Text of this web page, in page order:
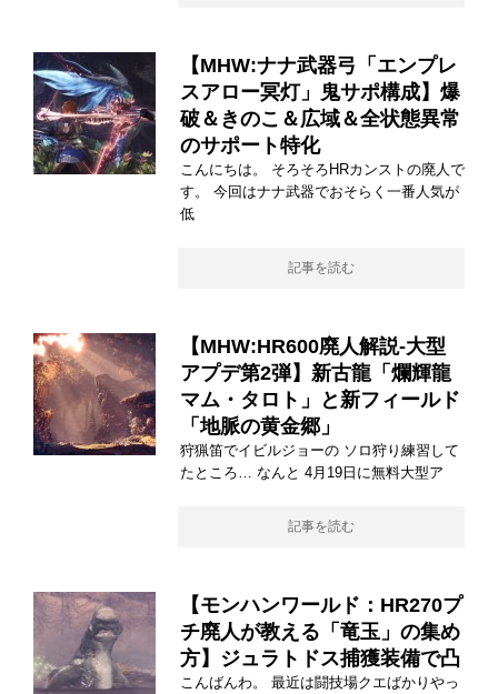
【MHW:ナナ武器弓「エンプレ
スアロー冥灯」鬼サポ構成】爆
破＆きのこ＆広域＆全状態異常
のサポート特化
こんにちは。 そろそろHRカンストの廃人で
す。 今回はナナ武器でおそらく一番人気が
低
記事を読む
【MHW:HR600廃人解説-大型
アプデ第2弾】新古龍「爛輝龍
マム・タロト」と新フィールド
「地脈の黄金郷」
狩猟笛でイビルジョーの ソロ狩り練習して
たところ… なんと 4月19日に無料大型ア
記事を読む
【モンハンワールド：HR270プ
チ廃人が教える「竜玉」の集め
方】ジュラトドス捕獲装備で凸
こんばんわ。 最近は闘技場クエばかりやっ